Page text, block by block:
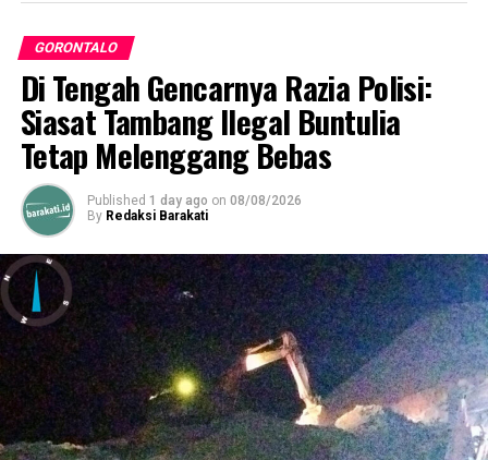
GORONTALO
Di Tengah Gencarnya Razia Polisi:
Siasat Tambang Ilegal Buntulia
Tetap Melenggang Bebas
Published 1 day ago on 08/08/2026
By Redaksi Barakati